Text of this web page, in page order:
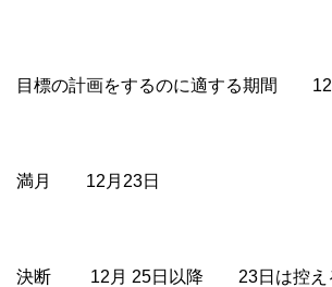
目標の計画をするのに適する期間 12
満月 12月23日
決断 12月 25日以降 23日は控え